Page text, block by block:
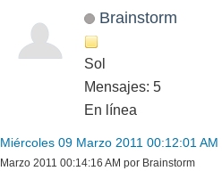
Brainstorm
Sol
Mensajes: 5
En línea
Miércoles 09 Marzo 2011 00:12:01 AM
Marzo 2011 00:14:16 AM por Brainstorm